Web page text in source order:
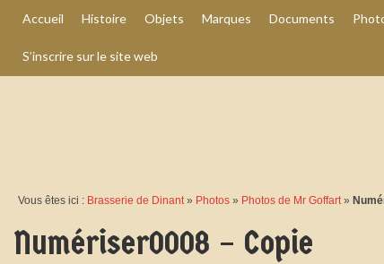
Accueil Histoire Objets Marques Documents
S’inscrire sur le site web
Vous êtes ici : Brasserie de Dinant» Photos » Photos de Mr Goffart»
Numériser0008 – Copie